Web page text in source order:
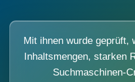
Mit ihnen wurde geprüft,
Inhaltsmengen, starken
Suchmaschinen-